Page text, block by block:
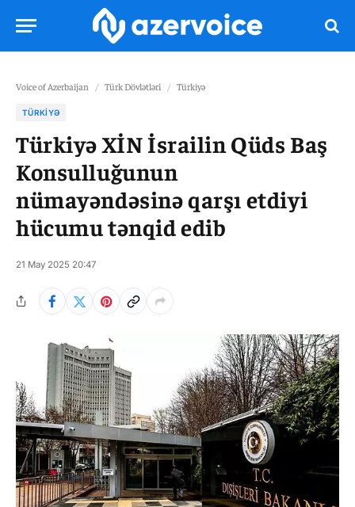
Voice of Azerbaijan / Türk Dövlətləri / Türkiyə
TÜRKIYƏ
Türkiyə XİN İsrailin Qüds Baş
Konsulluğunun
nümayəndəsinə qarşı etdiyi
hücumu tənqid edib
21 May 2025 20:47